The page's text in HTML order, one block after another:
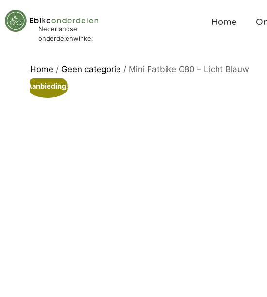
Nederlandse
onderdelenwinkel
Home
Home / Geen categorie / Mini Fatbike C80 – Licht Blauw
Aanbieding!